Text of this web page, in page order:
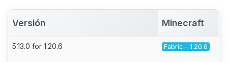
Versión Minecraft
5.13.0 for 1.20.6 Fabric - 1.20.6